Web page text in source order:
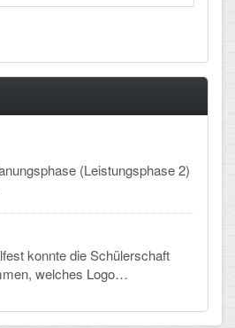
(Leistungsphase 2)
konnte die Schülerschaft
welches Logo…